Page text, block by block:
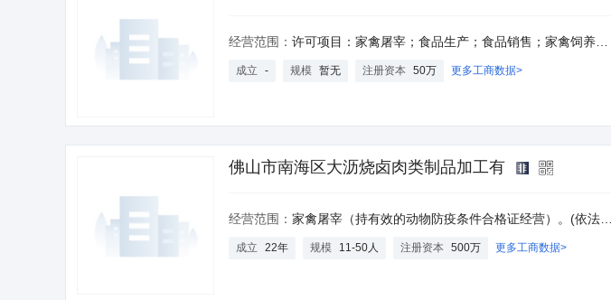
经营范围： 许可项目：家禽屠宰；食品生产；食品销售；家禽饲养；农产品质量安全检测；检验检测服务（依法须经批准的项目，经相关部门批准后方可开展经营活动，具体经营项目以相关部门批准文件或许可证件为准）一般项目：农产品的生产、销售、加工、运输、贮藏及其他相关服务；货物进出口；食品进出口（除依法须经批准的项目外，凭营业执照依法自主开展经营活动）
成立 - 规模 暂无 注册资本 50万 更多工商数据>
佛山市南海区大沥烧卤肉类制品加工有
经营范围： 家禽屠宰（持有效的动物防疫条件合格证经营）。(依法须经批准的项目，经相关部门批准后方可开展经营活动)
成立 22年 规模 11-50人 注册资本 500万 更多工商数据>